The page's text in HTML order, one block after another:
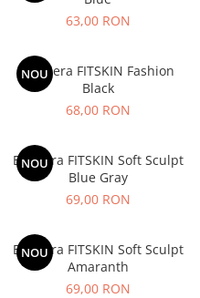
63,00 RON
NOU
Bustiera FITSKIN Fashion
Black
68,00 RON
NOU
Bustiera FITSKIN Soft Sculpt
Blue Gray
69,00 RON
NOU
Bustiera FITSKIN Soft Sculpt
Amaranth
69,00 RON